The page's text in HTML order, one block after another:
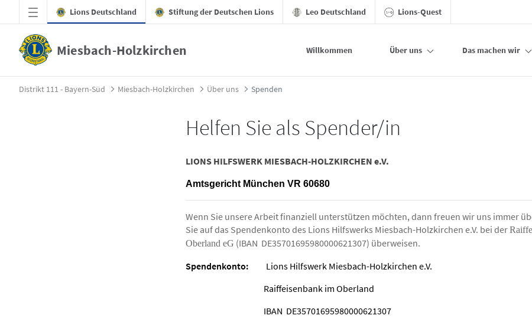
Zum Hauptinhalt springen
Lions Deutschland Stiftung der Deutschen Lions Leo Deutschland Lions-Quest
Miesbach-Holzkirchen Willkommen Über uns Das machen wir
Spenden - Miesbach-Holzkirchen
Distrikt 111 - Bayern-Süd Miesbach-Holzkirchen Über uns Spenden
Helfen Sie als Spender/in
LIONS HILFSWERK MIESBACH-HOLZKIRCHEN e.V.
Amtsgericht München VR 60680
Wenn Sie unsere Arbeit finanziell unterstützen möchten, dann freuen wir uns immer
Sie auf das Spendenkonto des Lions Hilfswerks Miesbach-Holzkirchen e.V. bei der
Oberland eG (IBAN DE35701695980000621307) überweisen.
Spendenkonto:Lions Hilfswerk Miesbach-Holzkirchen e.V.
Raiffeisenbank im Oberland
IBAN DE35701695980000621307